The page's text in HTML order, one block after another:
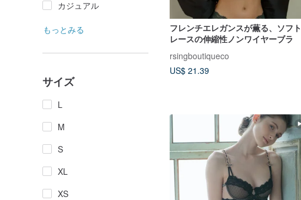
カジュアル
もっとみる
サイズ
L
M
S
XL
XS
フレンチエレガンスが薫る、ソフト
レースの伸縮性ノンワイヤーブラ
rsingboutiqueco
US$ 21.39